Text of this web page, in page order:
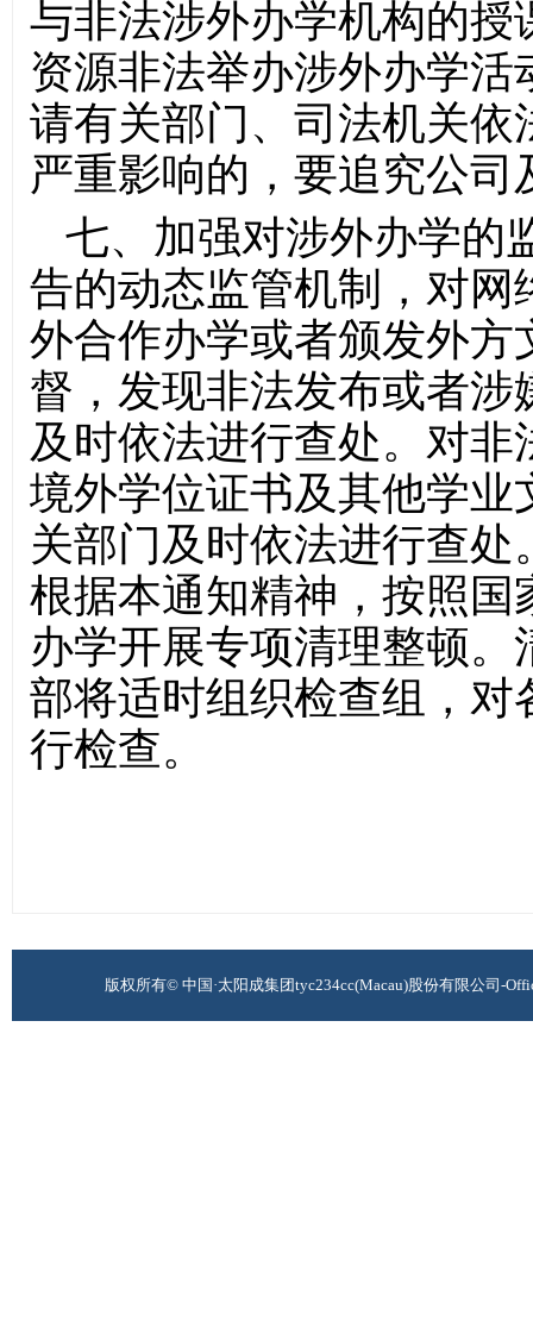
与非法涉外办学机构的
资源非法举办涉外办学
请有关部门、司法机关
严重影响的，要追究公
七、加强对涉外办学的
告的动态监管机制，对
外合作办学或者颁发外
督，发现非法发布或者
及时依法进行查处。对
境外学位证书及其他学
关部门及时依法进行查
根据本通知精神，按照
办学开展专项清理整顿
部将适时组织检查组，
行检查。
版权所有© 中国·太阳成集团tyc234cc(Macau)股份有限公司-